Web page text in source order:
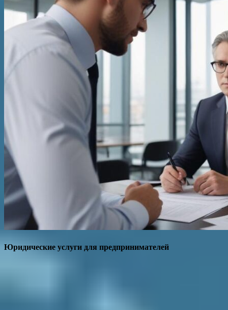
Юридические услуги для предпринимателей